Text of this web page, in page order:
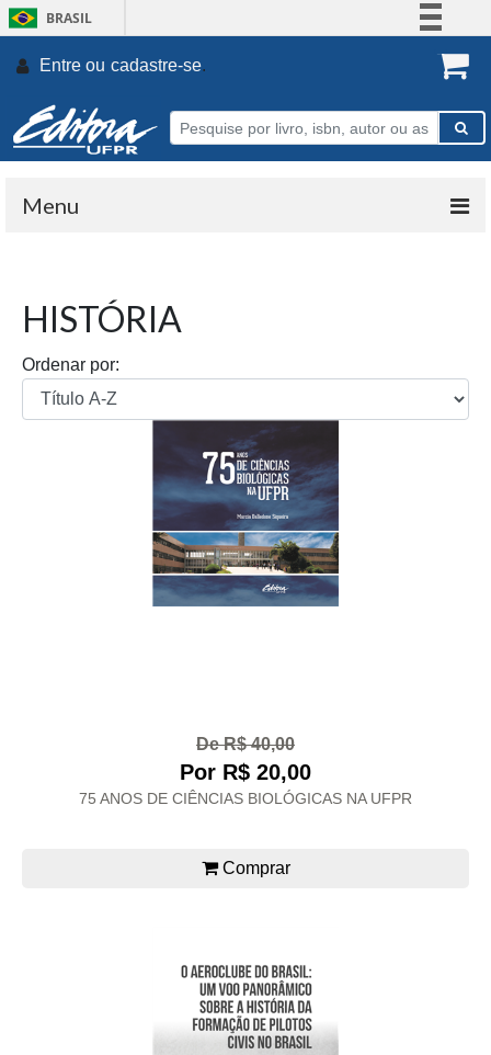
BRASIL
Participe
Entre ou cadastre-se.
Menu
HISTÓRIA
Ordenar por:
De R$ 40,00
Por R$ 20,00
75 ANOS DE CIÊNCIAS BIOLÓGICAS NA UFPR
Comprar